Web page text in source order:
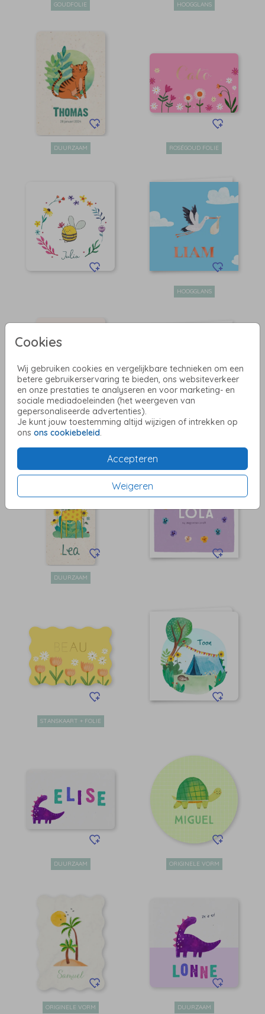
Cookies
Wij gebruiken cookies en vergelijkbare technieken om een
betere gebruikerservaring te bieden, ons websiteverkeer
en onze prestaties te analyseren en voor marketing- en
sociale mediadoeleinden (het weergeven van
gepersonaliseerde advertenties).
Je kunt jouw toestemming altijd wijzigen of intrekken op
ons ons cookiebeleid
Accepteren
Weigeren
GOUDFOLIE HOOGGLANS
DUURZAAM ROSÉGOUD FOLIE
HOOGGLANS
GOUDFOLIE
DUURZAAM
STANSKAART + FOLIE
DUURZAAM ORIGINELE VORM
ORIGINELE VORM DUURZAAM